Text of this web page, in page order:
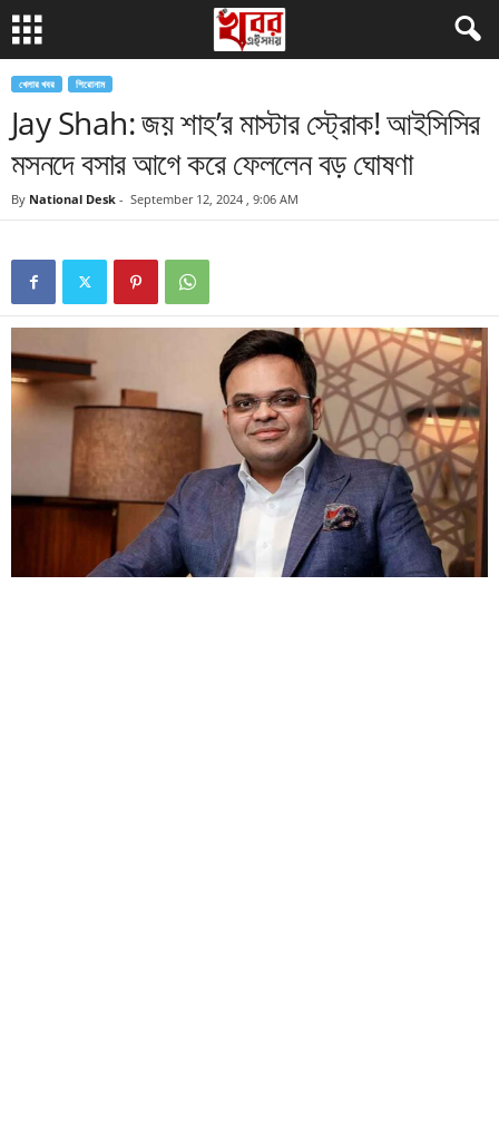
খেলার খবর শিরোনাম
Jay Shah: জয় শাহ’র মাস্টার স্ট্রোক! আইসিসির
মসনদে বসার আগে করে ফেললেন বড় ঘোষণা
By National Desk - September 12, 2024 , 9:06 AM